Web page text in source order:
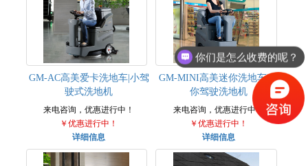
GM-AC高美爱卡洗地车|小驾
驶式洗地机
来电咨询，优惠进行中！
￥优惠进行中！
详细信息
GM-MINI高美迷你洗地车|迷
你驾驶洗地机
来电咨询，优惠进行中！
￥优惠进行中！
详细信息
你们是怎么收费的呢？